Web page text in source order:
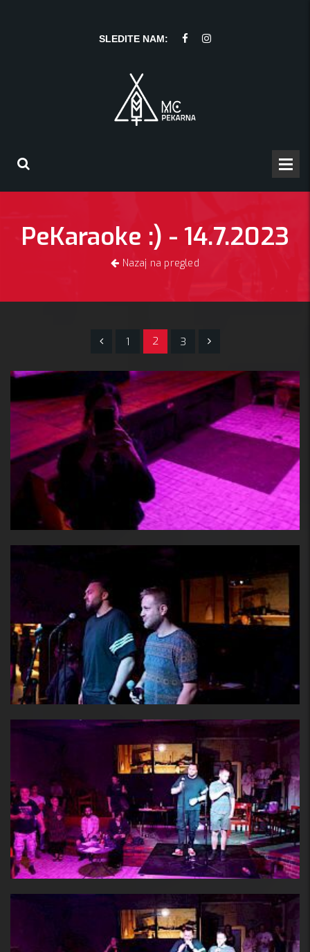
SLEDITE NAM:
PeKaraoke :) - 14.7.2023
Nazaj na pregled
1 2 3